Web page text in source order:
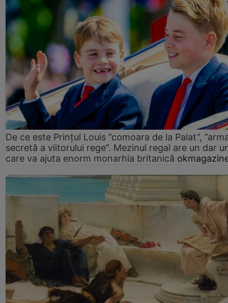
De ce este Prințul Louis ”comoara de la Palat”,
secretă a viitorului rege”. Mezinul regal are un dar
care va ajuta enorm monarhia britanică